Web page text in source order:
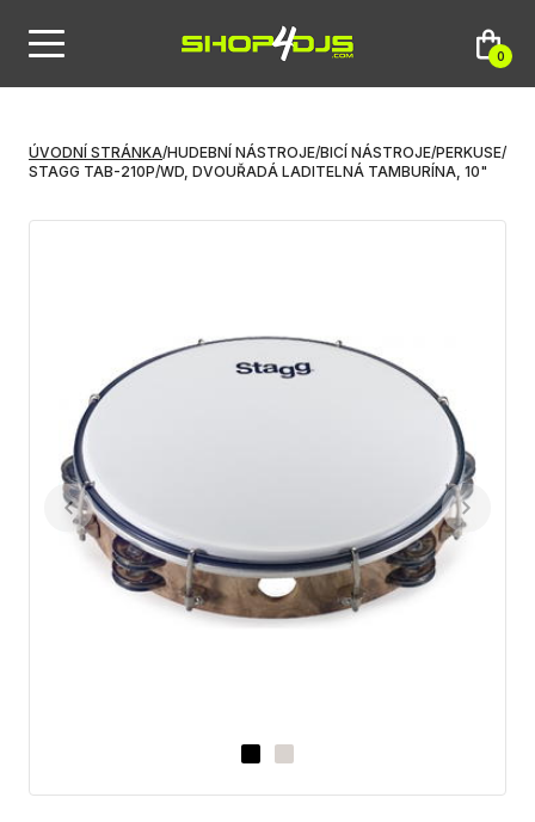
0
ÚVODNÍ STRÁNKA/HUDEBNÍ NÁSTROJE/BICÍ NÁSTROJE/PERKUSE/
STAGG TAB-210P/WD, DVOUŘADÁ LADITELNÁ TAMBURÍNA, 10"